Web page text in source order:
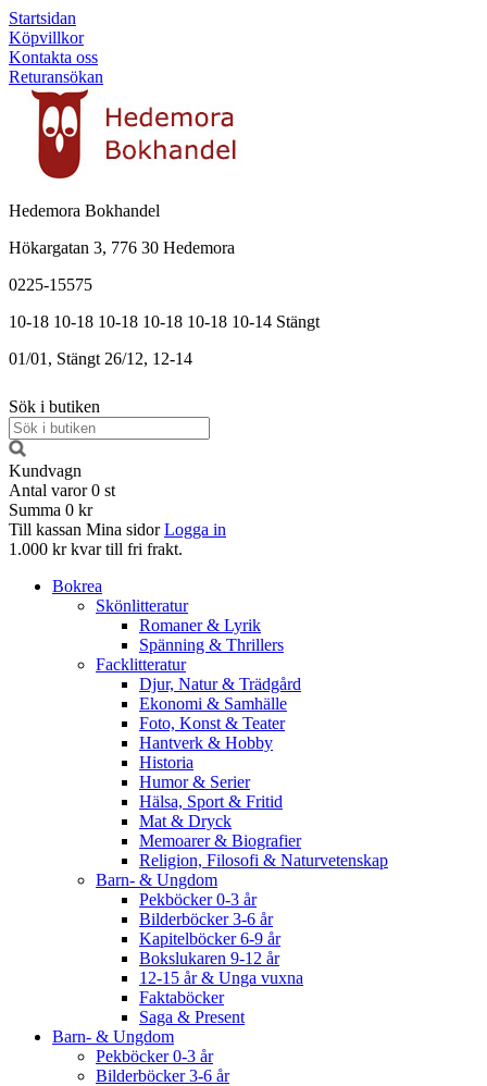
Startsidan
Köpvillkor
Kontakta oss
Returansökan
Hedemora Bokhandel
Hökargatan 3, 776 30 Hedemora
0225-15575
10-18 10-18 10-18 10-18 10-18 10-14 Stängt
01/01, Stängt 26/12, 12-14
Sök i butiken
Kundvagn
Antal varor 0 st
Summa 0 kr
Till kassan Mina sidor Logga in
1.000 kr kvar till fri frakt.
Bokrea
Skönlitteratur
Romaner & Lyrik
Spänning & Thrillers
Facklitteratur
Djur, Natur & Trädgård
Ekonomi & Samhälle
Foto, Konst & Teater
Hantverk & Hobby
Historia
Humor & Serier
Hälsa, Sport & Fritid
Mat & Dryck
Memoarer & Biografier
Religion, Filosofi & Naturvetenskap
Barn- & Ungdom
Pekböcker 0-3 år
Bilderböcker 3-6 år
Kapitelböcker 6-9 år
Bokslukaren 9-12 år
12-15 år & Unga vuxna
Faktaböcker
Saga & Present
Barn- & Ungdom
Pekböcker 0-3 år
Bilderböcker 3-6 år